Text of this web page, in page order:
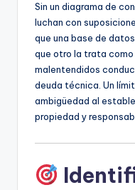
Sin un diagrama de
luchan con
que una base de
que otro la trata
malentendidos
deuda técnica. Un
ambigüedad al
propiedad y